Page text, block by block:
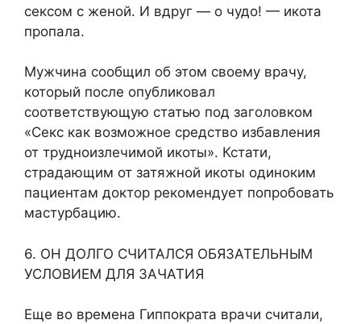
сексом с женой. И вдруг — о чудо! — икота
пропала.
Мужчина сообщил об этом своему врачу,
который после опубликовал
соответствующую статью под заголовком
«Секс как возможное средство избавления
от трудноизлечимой икоты». Кстати,
страдающим от затяжной икоты одиноким
пациентам доктор рекомендует попробовать
мастурбацию.
6. ОН ДОЛГО СЧИТАЛСЯ ОБЯЗАТЕЛЬНЫМ
УСЛОВИЕМ ДЛЯ ЗАЧАТИЯ
Еще во времена Гиппократа врачи считали,